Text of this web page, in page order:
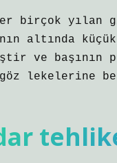
birçok
altında
ve başının
lekelerine